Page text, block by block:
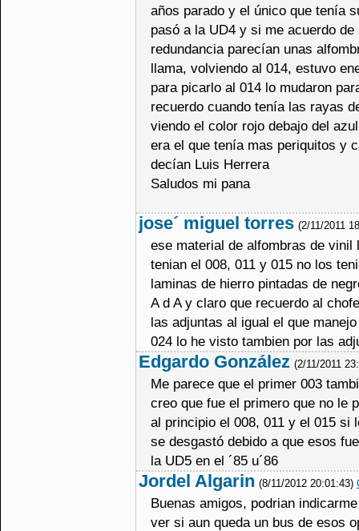
años parado y el único que tenía
pasó a la UD4 y si me acuerdo
redundancia parecían unas
llama, volviendo al 014, estuvo
para picarlo al 014 lo mudaron
recuerdo cuando tenía las rayas
viendo el color rojo debajo del
era el que tenía mas periquitos y
decían Luis Herrera
Saludos mi pana
jose´ miguel torres (2/11/2011
ese material de alfombras de vinil
tenian el 008, 011 y 015 no los
laminas de hierro pintadas de
A d A y claro que recuerdo al
las adjuntas al igual el que
024 lo he visto tambien por las
Edgardo González (2/11/2011
Me parece que el primer 003
creo que fue el primero que no le
al principio el 008, 011 y el 015 si
se desgastó debido a que esos
la UD5 en el ´85 u´86
Jordel Algarin (8/11/2012 20:01:43)
Buenas amigos, podrian
ver si aun queda un bus de esos